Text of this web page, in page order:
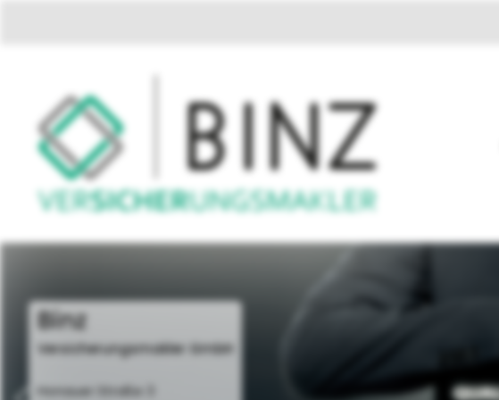
Binz
Versicherungsmakler GmbH
Honauer Straße 3